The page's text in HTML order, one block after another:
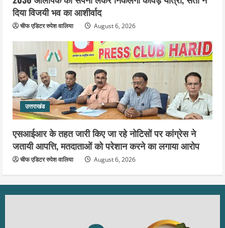
दिया विजयी भव का आशीर्वाद
चीफ एडिटर रुपेश वालिया August 6, 2026
उत्तराखंड
एसआईआर के तहत जारी किए जा रहे नोटिसों पर कांग्रेस ने
जतायी आपत्ति, मतदाताओं को परेशान करने का लगाया आरोप
चीफ एडिटर रुपेश वालिया August 6, 2026